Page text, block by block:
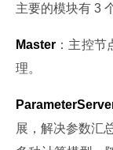
主要的模块有 3
Master ：主控
理。
展，解决参数汇